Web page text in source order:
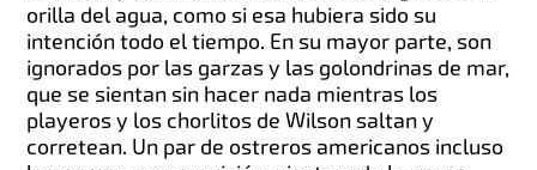
orilla del agua, como si esa hubiera sido su
intención todo el tiempo. En su mayor parte, son
ignorados por las garzas y las golondrinas de mar,
que se sientan sin hacer nada mientras los
playeros y los chorlitos de Wilson saltan y
corretean. Un par de ostreros americanos incluso